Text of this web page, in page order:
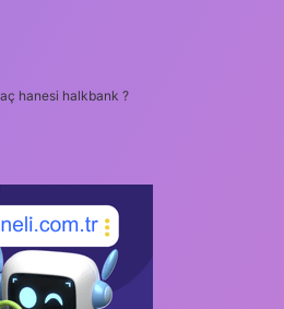
hanesi halkbank ?